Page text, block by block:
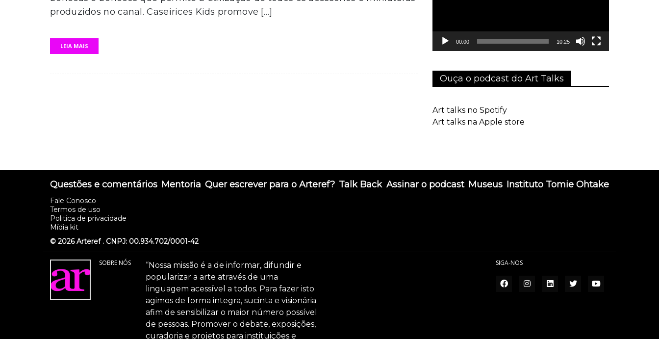
produzidos no canal. Caseirices Kids promove […]
LEIA MAIS
00:00 10:25
Ouça o podcast do Art Talks
Art talks no Spotify
Art talks na Apple store
Questões e comentários
Fale Conosco
Termos de uso
Politica de privacidade
Mídia kit
Mentoria Quer escrever para o Arteref? Talk Back Assinar o podcast Museus Instituto Tomie Ohtake
© 2026 Arteref . CNPJ: 00.934.702/0001-42
SOBRE NÓS
“Nossa missão é a de informar, difundir e
popularizar a arte através de uma
linguagem acessível a todos. Para fazer isto
agimos de forma integra, sucinta e visionária
afim de sensibilizar o maior número possível
de pessoas. Promover o debate, exposições,
curadoria e projetos para instituições e
SIGA-NOS